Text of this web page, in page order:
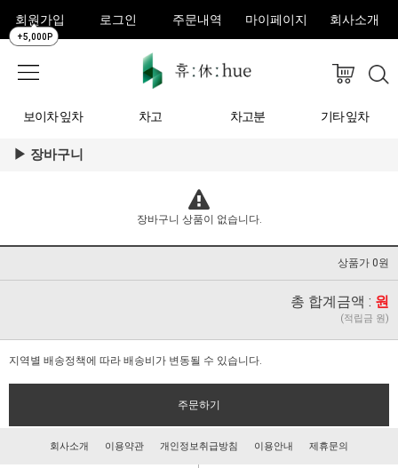
회원가입
+5,000P
로그인 주문내역 마이페이지 회사소개
보이차 잎차 차고 차고분 기타 잎차
장바구니
장바구니 상품이 없습니다.
상품가 0원
총 합계금액 : 원
(적립금 원)
지역별 배송정책에 따라 배송비가 변동될 수 있습니다.
주문하기
회사소개 이용약관 개인정보취급방침 이용안내 제휴문의